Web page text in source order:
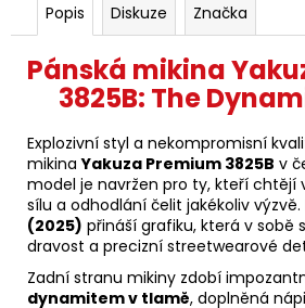
Popis Diskuze Značka
Pánská mikina
3825B: The
Explozivní styl a nekompromisní
mikinaYakuza Premium 3825B v
model je navržen pro ty, kteří chtějí
sílu a odhodlání čelit jakékoliv výzvě.
(2025) přináší grafiku, která v sobě
dravost a precizní streetwearové
Zadní stranu mikiny zdobí
dynamitem v tlamě, doplněná